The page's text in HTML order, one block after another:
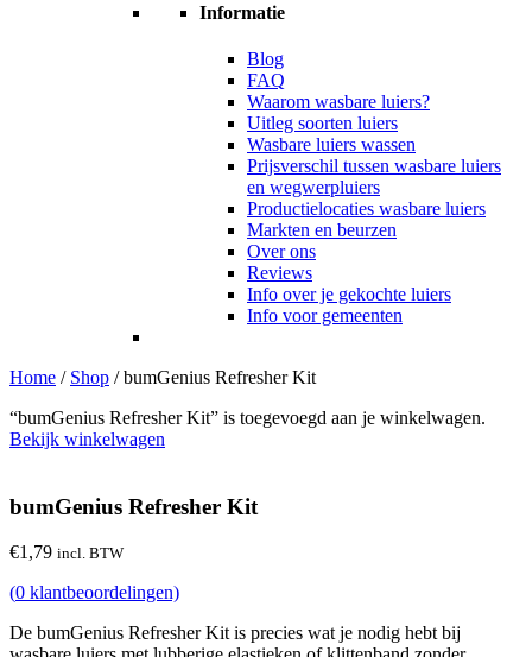
Informatie
Blog
FAQ
Waarom wasbare luiers?
Uitleg soorten luiers
Wasbare luiers wassen
Prijsverschil tussen wasbare luiers
en wegwerpluiers
Productielocaties wasbare luiers
Markten en beurzen
Over ons
Reviews
Info over je gekochte luiers
Info voor gemeenten
Home / Shop /bumGenius Refresher Kit
“bumGenius Refresher Kit” is toegevoegd aan je winkelwagen.
Bekijk winkelwagen
bumGenius Refresher Kit
€1,79 incl. BTW
(0 klantbeoordelingen)
De bumGenius Refresher Kit is precies wat je nodig hebt bij